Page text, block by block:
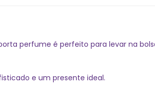
perfume é perfeito para levar na
e um presente ideal.